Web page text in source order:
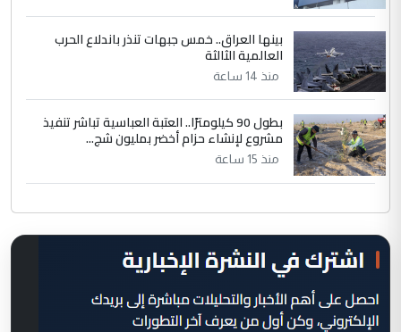
بينها العراق.. خمس جبهات تنذر باندلاع الحرب
العالمية الثالثة
منذ 14 ساعة
بطول 90 كيلومترًا.. العتبة العباسية تباشر تنفيذ
مشروع لإنشاء حزام أخضر بمليون شج...
منذ 15 ساعة